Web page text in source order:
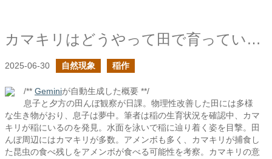
カマキリはどうやって田で育っているイネに移動するのだろう？
2025-06-30 自然現象 稲作
/** Geminiが自動生成した概要 **/
息子と夕方の田んぼ観察が日課。物理性改善した田には多様
な生き物がおり、息子は夢中。筆者は稲の生育状況を確認中、カマ
キリが稲にいるのを発見。水面を泳いで稲に辿り着く姿を目撃。田
んぼ周辺にはカマキリが多数。アメンボも多く、カマキリが捕食し
た昆虫の食べ残しをアメンボが食べる可能性を考察。カマキリの意